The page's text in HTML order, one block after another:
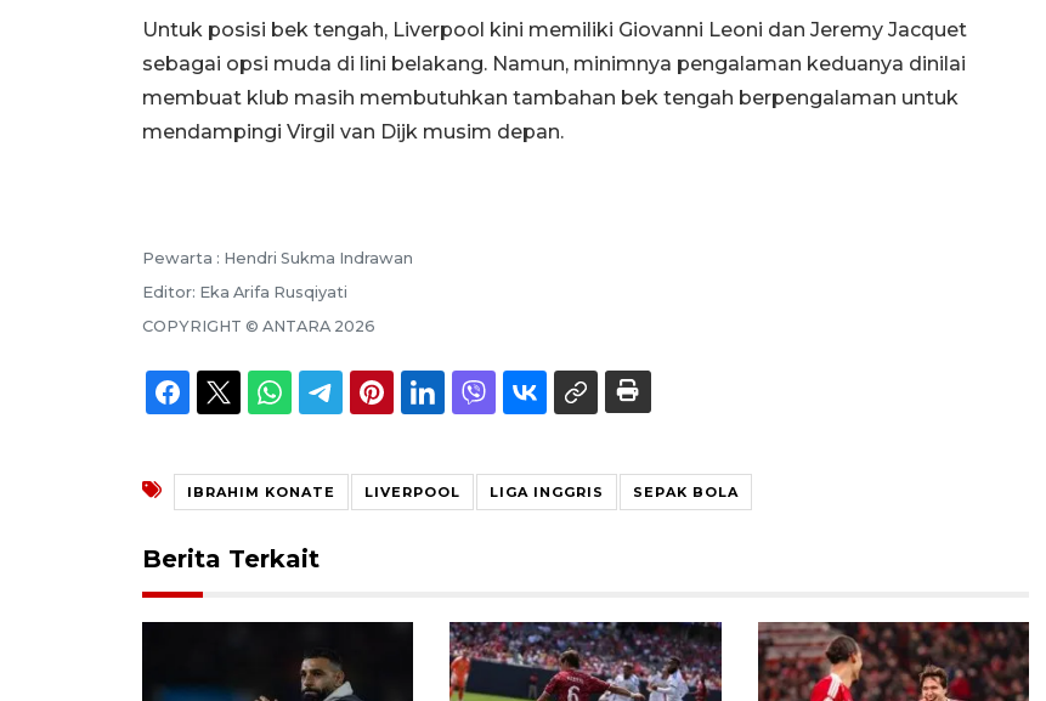
Untuk posisi bek tengah, Liverpool kini memiliki Giovanni Leoni dan Jeremy Jacquet
sebagai opsi muda di lini belakang. Namun, minimnya pengalaman keduanya dinilai
membuat klub masih membutuhkan tambahan bek tengah berpengalaman untuk
mendampingi Virgil van Dijk musim depan.
Pewarta : Hendri Sukma Indrawan
Editor: Eka Arifa Rusqiyati
COPYRIGHT © ANTARA 2026
IBRAHIM KONATE LIVERPOOL LIGA INGGRIS SEPAK BOLA
Berita Terkait